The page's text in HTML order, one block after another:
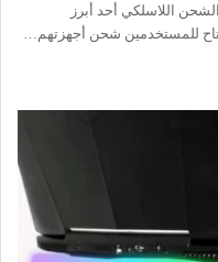
اللاسلكي أحد أبرز
للمستخدمين شحن أجهزتهم…